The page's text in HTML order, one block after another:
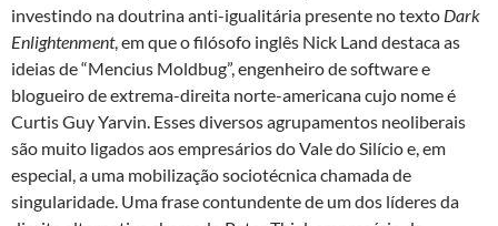
investindo na doutrina anti-igualitária presente no texto Dark
Enlightenment, em que o filósofo inglês Nick Land destaca as
ideias de “Mencius Moldbug”, engenheiro de software e
blogueiro de extrema-direita norte-americana cujo nome é
Curtis Guy Yarvin. Esses diversos agrupamentos neoliberais
são muito ligados aos empresários do Vale do Silício e, em
especial, a uma mobilização sociotécnica chamada de
singularidade. Uma frase contundente de um dos líderes da